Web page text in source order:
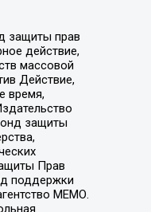
защиты прав
действие,
массовой
Действие,
время,
защиты
Прав
поддержки
МЕМО.